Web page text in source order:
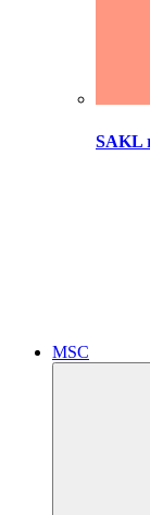
SAKL
MSC